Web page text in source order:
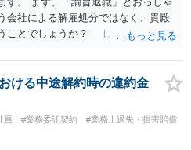
会社による解雇処分ではなく、貴殿
ことでしょうか？ しかし、記載さ
合理的な理由が必要であり、かつ
と認められない限り、解雇は無効で
容や原因、勤務先に与えた影響な
とも申し上げることができません。
るかもしれません。 ある程度労働
案ですので、一度、お近くの弁護
ける中途解約時の違約金
員 #業務委託契約 #業務上過失・損害賠償